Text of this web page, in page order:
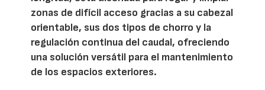
zonas de difícil acceso gracias a su cabezal
orientable, sus dos tipos de chorro y la
regulación continua del caudal, ofreciendo
una solución versátil para el mantenimiento
de los espacios exteriores.